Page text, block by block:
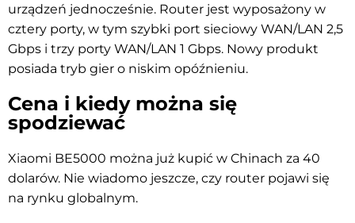
urządzeń jednocześnie. Router jest wyposażony w
cztery porty, w tym szybki port sieciowy WAN/LAN 2,5
Gbps i trzy porty WAN/LAN 1 Gbps. Nowy produkt
posiada tryb gier o niskim opóźnieniu.
Cena i kiedy można się
spodziewać
Xiaomi BE5000 można już kupić w Chinach za 40
dolarów. Nie wiadomo jeszcze, czy router pojawi się
na rynku globalnym.